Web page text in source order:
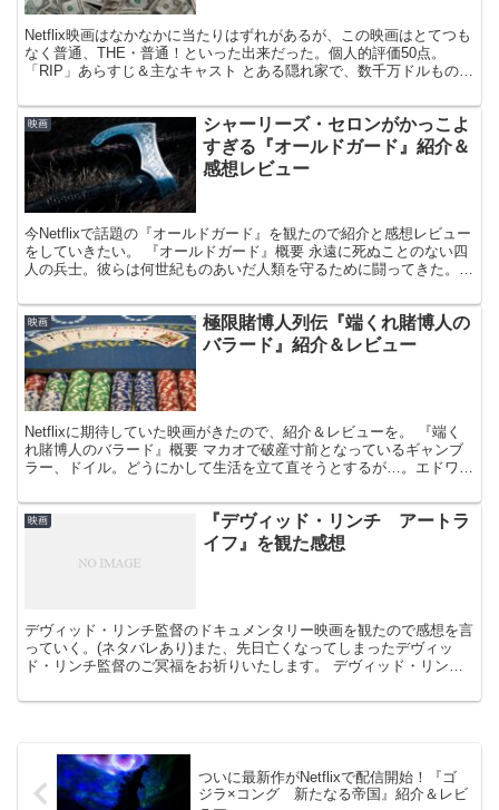
Netflix映画はなかなかに当たりはずれがあるが、この映画はとてつも
なく普通、THE・普通！といった出来だった。個人的評価50点。
「RIP」あらすじ＆主なキャスト とある隠れ家で、数千万ドルもの大
映画
シャーリーズ・セロンがかっこよ
すぎる『オールドガード』紹介＆
感想レビュー
今Netflixで話題の『オールドガード』を観たので紹介と感想レビュー
をしていきたい。 『オールドガード』概要 永遠に死ぬことのない四
人の兵士。彼らは何世紀ものあいだ人類を守るために闘ってきた。し
映画
極限賭博人列伝『端くれ賭博人の
バラード』紹介＆レビュー
Netflixに期待していた映画がきたので、紹介＆レビューを。 『端く
れ賭博人のバラード』概要 マカオで破産寸前となっているギャンブ
ラー、ドイル。どうにかして生活を立て直そうとするが…。エドワー
映画
『デヴィッド・リンチ アートラ
イフ』を観た感想
デヴィッド・リンチ監督のドキュメンタリー映画を観たので感想を言
っていく。(ネタバレあり)また、先日亡くなってしまったデヴィッ
ド・リンチ監督のご冥福をお祈りいたします。 デヴィッド・リン
ついに最新作がNetflixで配信開始！『ゴ
ジラ×コング 新たなる帝国』紹介＆レビ